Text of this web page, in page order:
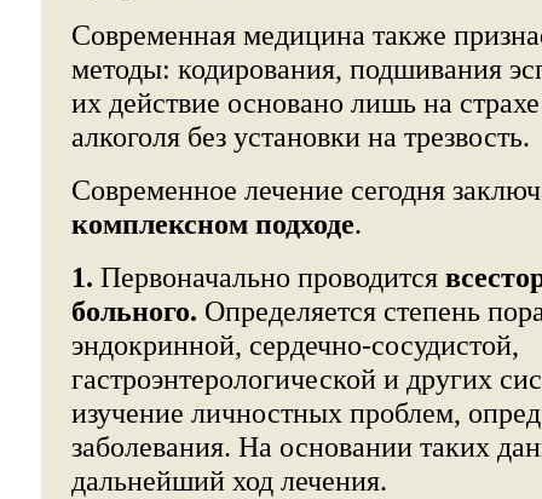
Современная медицина также
методы: кодирования, подшивания
их действие основано лишь на
алкоголя без установки на трезвость.
Современное лечение сегодня
комплексном подходе.
1. Первоначально проводится
больного. Определяется степень
эндокринной, сердечно-сосудистой,
гастроэнтерологической и других
изучение личностных проблем,
заболевания. На основании таких
дальнейший ход лечения.